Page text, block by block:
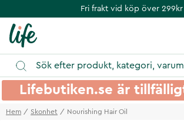
Fri frakt vid köp över 299kr
Lifebutiken.se är
Hem Skonhet Nourishing Hair Oil